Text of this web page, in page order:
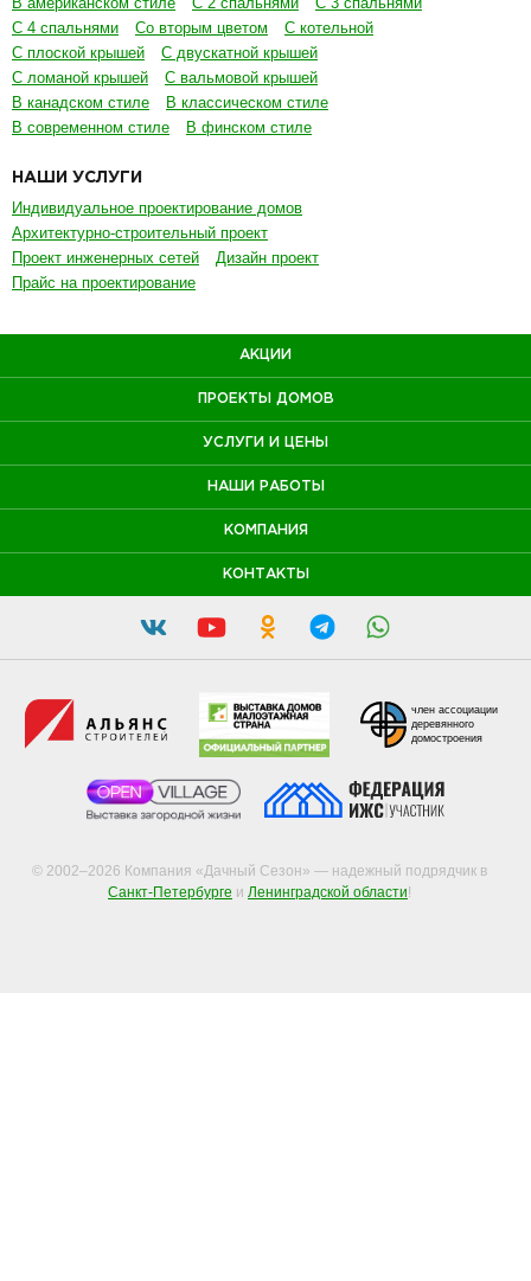
С 4 спальнями
Со вторым цветом
С котельной
С плоской крышей
С двускатной крышей
С ломаной крышей
С вальмовой крышей
В канадском стиле
В классическом стиле
В современном стиле
В финском стиле
НАШИ УСЛУГИ
Индивидуальное проектирование домов
Архитектурно-строительный проект
Проект инженерных сетей
Дизайн проект
Прайс на проектирование
АКЦИИ
ПРОЕКТЫ ДОМОВ
УСЛУГИ И ЦЕНЫ
НАШИ РАБОТЫ
КОМПАНИЯ
КОНТАКТЫ
© 2002–2026 Компания «Дачный Сезон» — надежный подрядчик в
Санкт-Петербурге и Ленинградской области!
член ассоциации
деревянного
домостроения